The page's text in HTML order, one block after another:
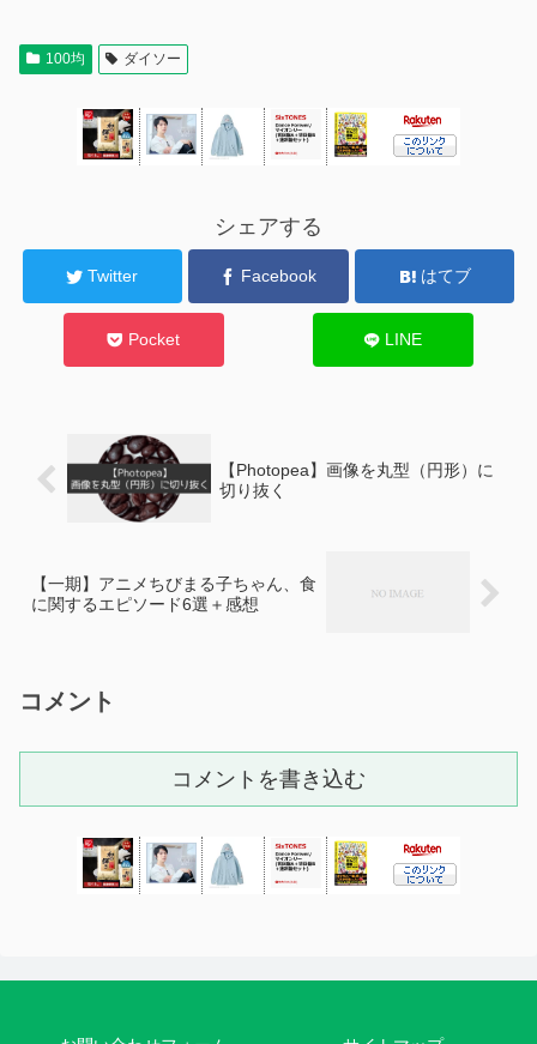
100均 ダイソー
シェアする
Twitter Facebook はてブ
Pocket LINE
【Photopea】画像を丸型（円形）に
切り抜く
【一期】アニメちびまる子ちゃん、食
に関するエピソード6選＋感想
コメント
コメントを書き込む